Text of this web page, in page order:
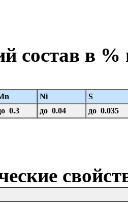
состав в
Ni
S
0.3 до 0.04 до 0.035